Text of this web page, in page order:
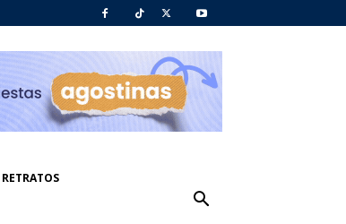
RETRATOS